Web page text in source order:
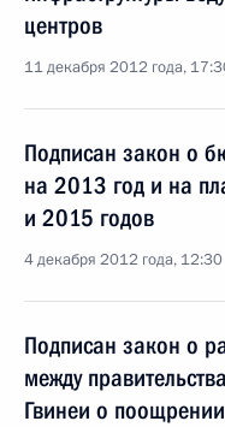
центров
11 декабря 2012 года,
Подписан закон о
на 2013 год и на
и 2015 годов
4 декабря 2012 года, 12:30
Подписан закон о
между
Гвинеи о